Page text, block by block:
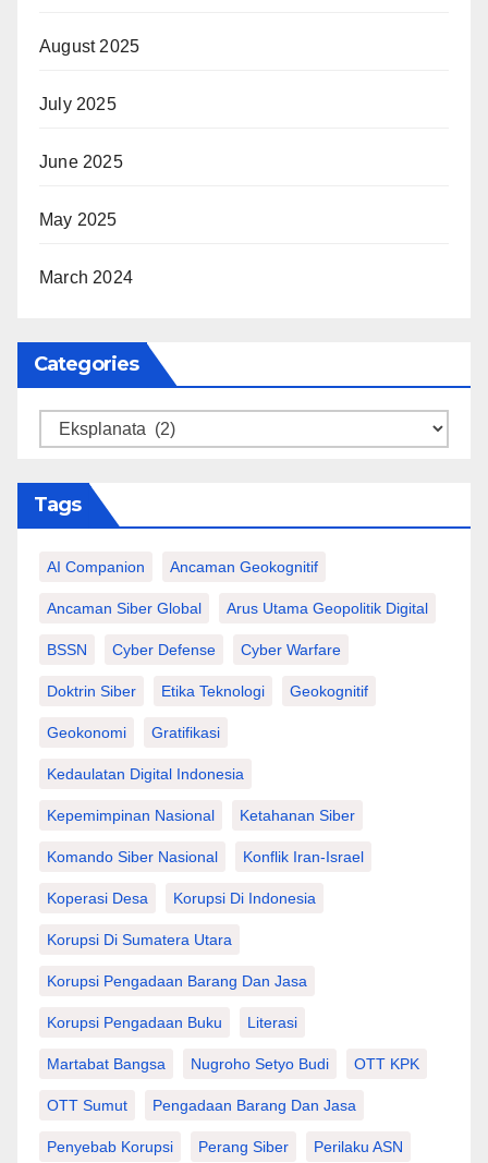
August 2025
July 2025
June 2025
May 2025
March 2024
Categories
Categories
Tags
AI Companion Ancaman Geokognitif
Ancaman Siber Global Arus Utama Geopolitik Digital
BSSN Cyber Defense Cyber Warfare
Doktrin Siber Etika Teknologi Geokognitif
Geokonomi Gratifikasi
Kedaulatan Digital Indonesia
Kepemimpinan Nasional Ketahanan Siber
Komando Siber Nasional Konflik Iran-Israel
Koperasi Desa Korupsi Di Indonesia
Korupsi Di Sumatera Utara
Korupsi Pengadaan Barang Dan Jasa
Korupsi Pengadaan Buku Literasi
Martabat Bangsa Nugroho Setyo Budi OTT KPK
OTT Sumut Pengadaan Barang Dan Jasa
Penyebab Korupsi Perang Siber Perilaku ASN